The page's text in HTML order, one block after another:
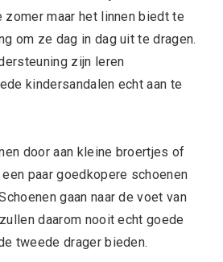
zomer maar het linnen biedt te
om ze dag in dag uit te dragen.
zijn leren
kindersandalen echt aan te
door aan kleine broertjes of
paar goedkopere schoenen
gaan naar de voet van
daarom nooit echt goede
tweede drager bieden.